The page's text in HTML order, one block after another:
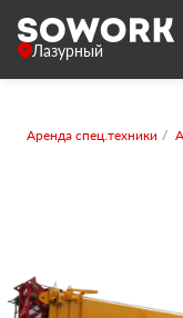
Лазурный
Аренда спец.техники